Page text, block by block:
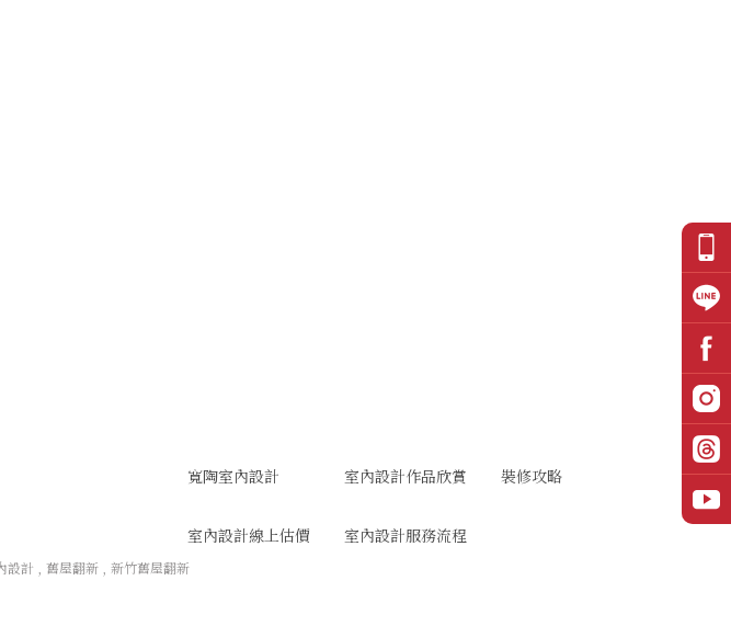
寬陶室內設計 室內設計作品欣賞 裝修攻略
室內設計線上估價 室內設計服務流程
設計 舊屋翻新 新竹舊屋翻新